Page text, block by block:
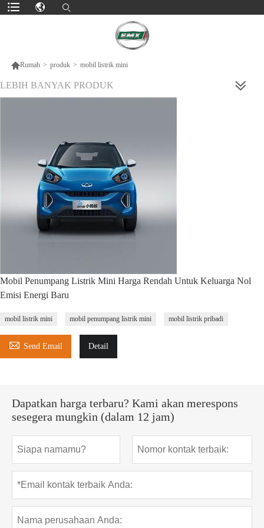
Rumah > produk > mobil listrik mini
LEBIH BANYAK PRODUK
Mobil Penumpang Listrik Mini Harga Rendah Untuk Keluarga Nol
Emisi Energi Baru
mobil listrik mini mobil penumpang listrik mini mobil listrik pribadi
 Send Email Detail
Dapatkan harga terbaru? Kami akan merespons
sesegera mungkin (dalam 12 jam)